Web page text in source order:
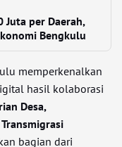
Juta per Daerah,
Bengkulu
memperkenalkan
hasil kolaborasi
Desa,
bagian dari